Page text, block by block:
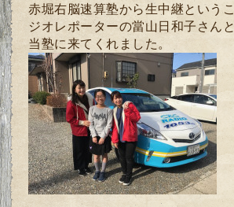
赤堀右脳速算塾から生中継という
ジオレポーターの當山日和子さん
当塾に来てくれました。